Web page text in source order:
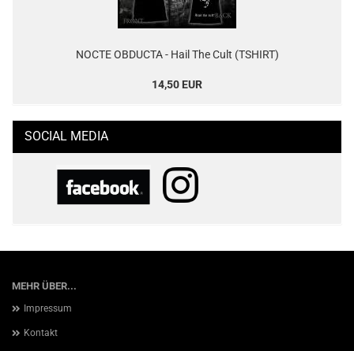
NOCTE OBDUCTA - Hail The Cult (TSHIRT)
14,50 EUR
SOCIAL MEDIA
MEHR ÜBER...
Impressum
Kontakt